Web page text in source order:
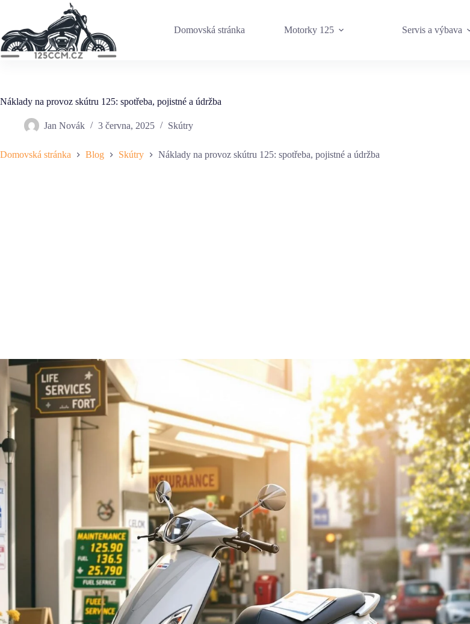
content
Domovská stránka Motorky 125 Servis a výbava
Náklady na provoz skútru 125: spotřeba, pojistné a údržba
Jan Novák 3 června, 2025 Skútry
Domovská stránka Blog Skútry Náklady na provoz skútru 125: spotřeba, pojistné a údržba